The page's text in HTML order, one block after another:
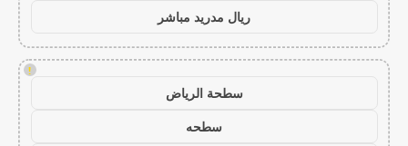
ريال مدريد مباشر
!
سطحة الرياض
سطحه